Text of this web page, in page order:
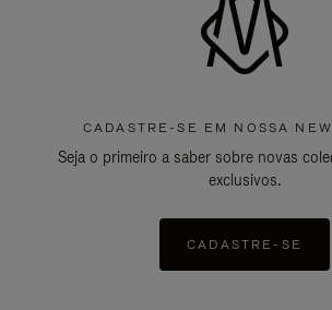
CADASTRE-SE EM NOSSA
Seja o primeiro a saber sobre novas
exclusivos.
CADASTRE-SE